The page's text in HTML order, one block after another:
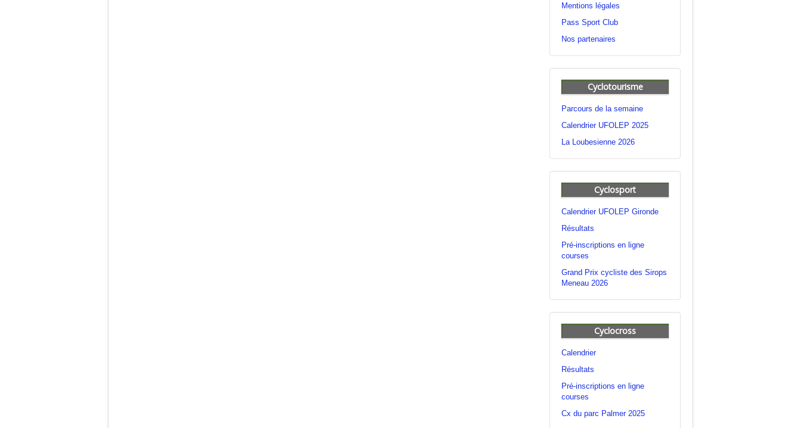
Mentions légales
Pass Sport Club
Nos partenaires
Cyclotourisme
Parcours de la semaine
Calendrier UFOLEP 2025
La Loubesienne 2026
Cyclosport
Calendrier UFOLEP Gironde
Résultats
Pré-inscriptions en ligne
courses
Grand Prix cycliste des Sirops
Meneau 2026
Cyclocross
Calendrier
Résultats
Pré-inscriptions en ligne
courses
Cx du parc Palmer 2025